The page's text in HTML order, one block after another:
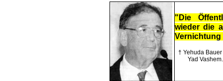
"Die
wieder die
† Yehuda
Yad